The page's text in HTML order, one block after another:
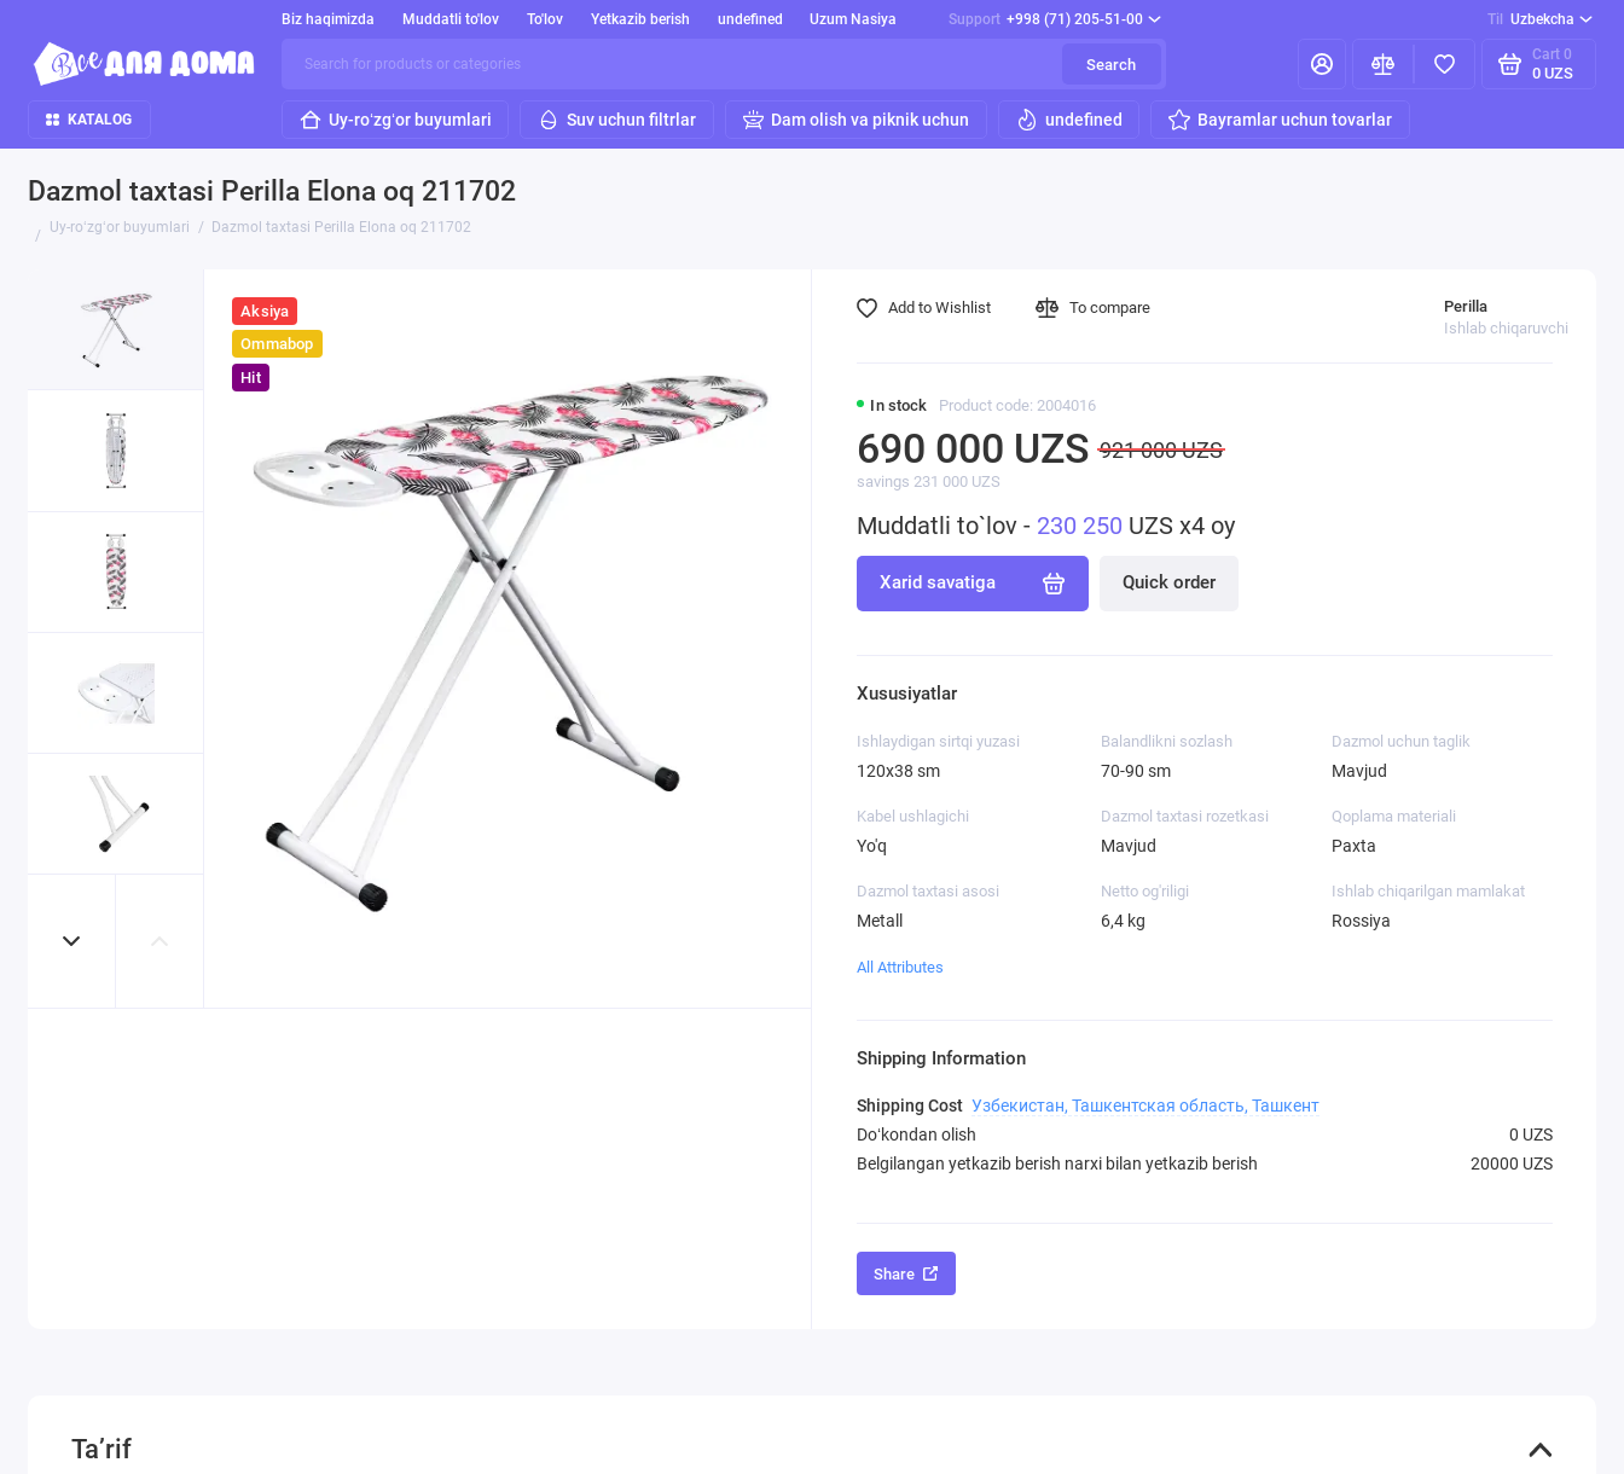
Biz haqimizda Muddatli to'lov To'lov Yetkazib berish undefined Uzum Nasiya Support +998 (71) 205-51-00 Til Uzbekcha
Search
Cart 0
0 UZS
KATALOG Uy-roʻzgʻor buyumlari Suv uchun filtrlar Dam olish va piknik uchun undefined Bayramlar uchun tovarlar
Dazmol taxtasi Perilla Elona oq 211702
Uy-roʻzgʻor buyumlari Dazmol taxtasi Perilla Elona oq 211702
Aksiya
Ommabop
Hit
In stock
Product code: 2004016
Perilla
Ishlab chiqaruvchi
690 000 UZS 921 000 UZS
savings 231 000 UZS
Muddatli to`lov - 230 250 UZS x4 oy
Xarid savatiga Quick order
Add to Wishlist To compare
Xususiyatlar
Ishlaydigan sirtqi yuzasi
120х38 sm
Balandlikni sozlash
70-90 sm
Dazmol uchun taglik
Mavjud
Kabel ushlagichi
Yo'q
Dazmol taxtasi rozetkasi
Mavjud
Qoplama materiali
Paxta
Dazmol taxtasi asosi
Metall
Netto og'riligi
6,4 kg
Ishlab chiqarilgan mamlakat
Rossiya
All Attributes
Shipping Information
Shipping Cost Узбекистан, Ташкентская область, Ташкент
Doʻkondan olish
0 UZS
Belgilangan yetkazib berish narxi bilan yetkazib berish
20000 UZS
Share
Ta’rif